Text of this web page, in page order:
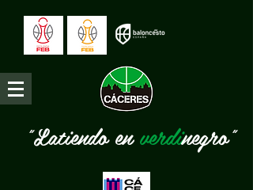
"Latiendo enverdinegro"